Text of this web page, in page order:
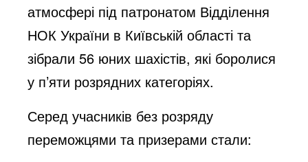
атмосфері під патронатом Відділення
НОК України в Київській області та
зібрали 56 юних шахістів, які боролися
у п’яти розрядних категоріях.
Серед учасників без розряду
переможцями та призерами стали: